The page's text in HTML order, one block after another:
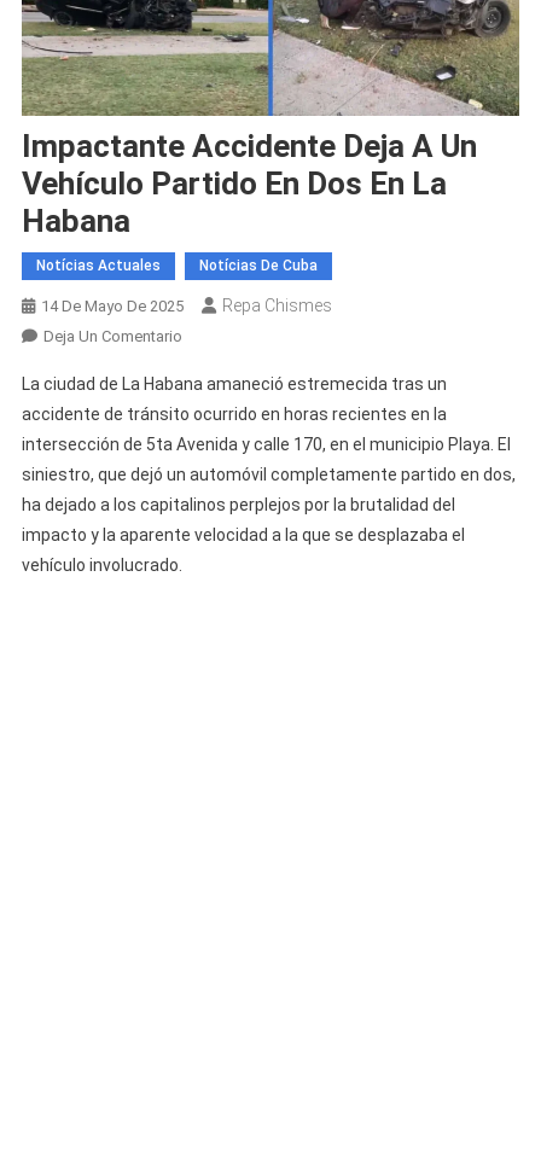
Impactante Accidente Deja A Un
Vehículo Partido En Dos En La
Habana
Notícias Actuales Notícias De Cuba
14 De Mayo De 2025 Repa Chismes
Deja Un ComentarioEn
Accidente
Deja
A
Un
Vehículo
Partido
La ciudad de La Habana amaneció estremecida tras un
accidente de tránsito ocurrido en horas recientes en la
intersección de 5ta Avenida y calle 170, en el municipio Playa. El
siniestro, que dejó un automóvil completamente partido en dos,
ha dejado a los capitalinos perplejos por la brutalidad del
impacto y la aparente velocidad a la que se desplazaba el
vehículo involucrado.